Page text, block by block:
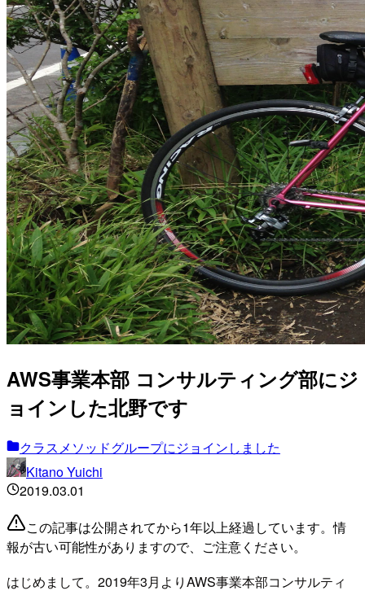
AWS事業本部 コンサルティング部にジ
ョインした北野です
クラスメソッドグループにジョインしました
Kitano Yuichi
2019.03.01
この記事は公開されてから1年以上経過しています。情
報が古い可能性がありますので、ご注意ください。
はじめまして。2019年3月よりAWS事業本部コンサルティ